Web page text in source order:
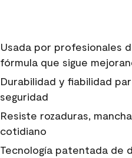
Usada por profesionales
fórmula que sigue
Durabilidad y fiabilidad
seguridad
Resiste rozaduras,
cotidiano
Tecnología patentada de